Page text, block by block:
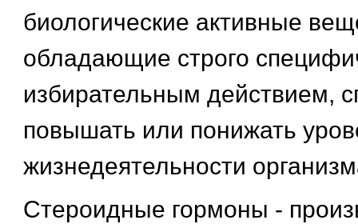
биологические активные
обладающие строго
избирательным действием,
повышать или понижать
жизнедеятельности
Стероидные гормоны -